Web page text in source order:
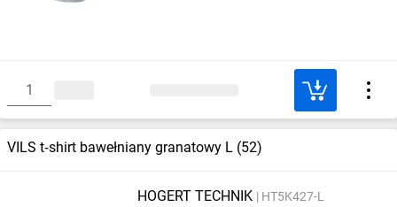
VILS t‑shirt bawełniany granatowy L (52)
HOGERT TECHNIK HT5K427-L